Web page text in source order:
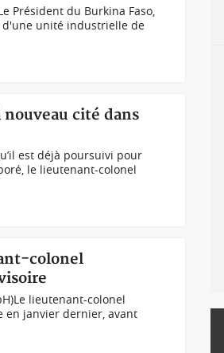
Président du Burkina Faso,
d'une unité industrielle de
cité dans
est déjà poursuivi pour
le lieutenant-colonel
colonel
lieutenant-colonel
en janvier dernier, avant